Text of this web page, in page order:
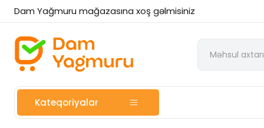
Dam Yağmuru mağazasına xoş gəlmisiniz
Kateqoriyalar